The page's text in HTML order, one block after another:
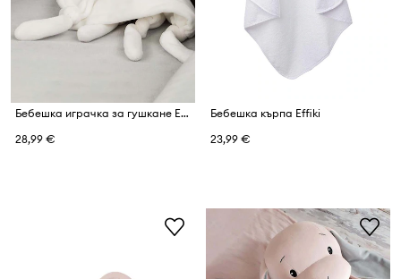
Бебешка играчка за гушкане Effiki
28,99 €
Бебешка кърпа Effiki
23,99 €